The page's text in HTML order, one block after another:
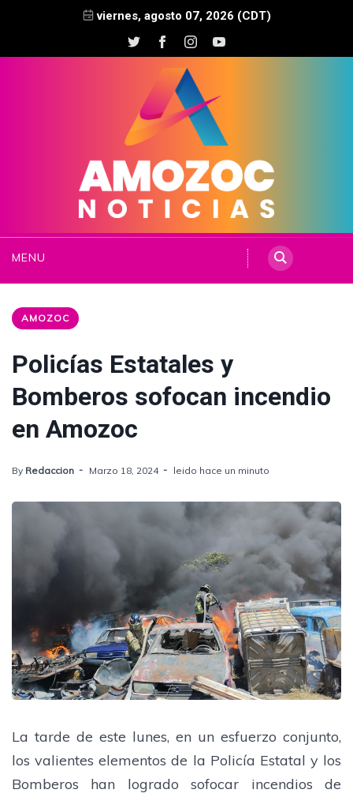
viernes, agosto 07, 2026 (CDT)
MENU
AMOZOC
Policías Estatales y
Bomberos sofocan incendio
en Amozoc
By Redaccion Marzo 18, 2024 leido hace un minuto
La tarde de este lunes, en un esfuerzo conjunto,
los valientes elementos de la Policía Estatal y los
Bomberos han logrado sofocar incendios de